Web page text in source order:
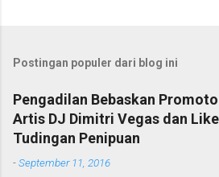
Postingan populer dari blog ini
Pengadilan Bebaskan
Artis DJ Dimitri Vegas dan
Tudingan Penipuan
-September 11, 2016